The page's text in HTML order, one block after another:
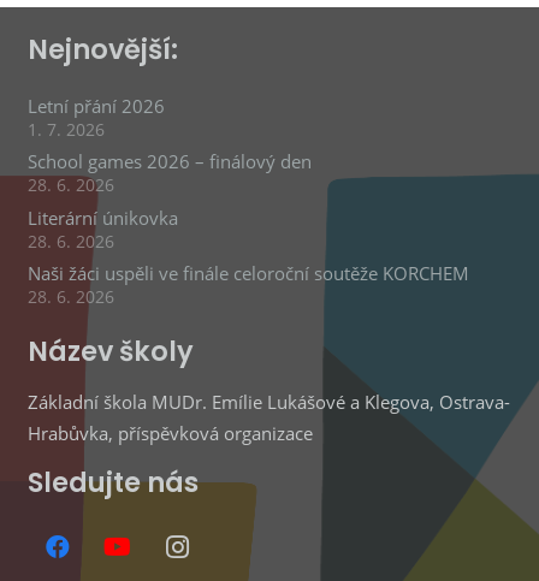
Nejnovější:
Letní přání 2026
1. 7. 2026
School games 2026 – finálový den
28. 6. 2026
Literární únikovka
28. 6. 2026
Naši žáci uspěli ve finále celoroční soutěže KORCHEM
28. 6. 2026
Název školy
Základní škola MUDr. Emílie Lukášové a Klegova, Ostrava-
Hrabůvka, příspěvková organizace
Sledujte nás